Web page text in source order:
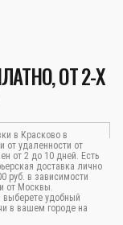
ОТ 2-Х
в Красково в
от удаленности от
от 2 до 10 дней. Есть
доставка лично
руб. в зависимости
от Москвы.
выберете удобный
в вашем городе на